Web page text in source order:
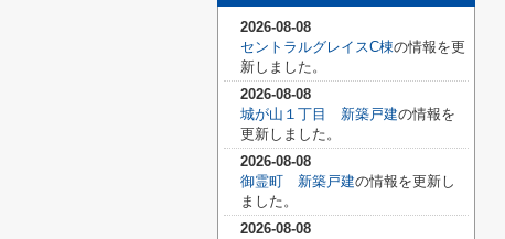
2026-08-08
セントラルグレイスC棟の情報を更
新しました。
2026-08-08
城が山１丁目 新築戸建の情報を
更新しました。
2026-08-08
御霊町 新築戸建の情報を更新し
ました。
2026-08-08